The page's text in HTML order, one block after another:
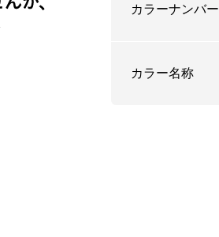
カラーナンバー
カラー名称